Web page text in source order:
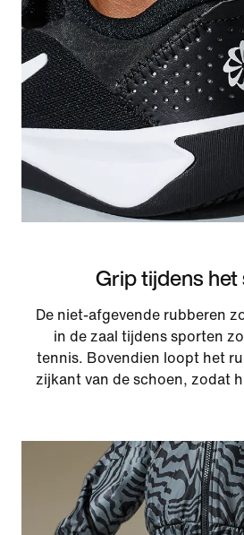
Grip tijdens het
De niet-afgevende rubberen
in de zaal tijdens sporten
tennis. Bovendien loopt het
zijkant van de schoen, zodat